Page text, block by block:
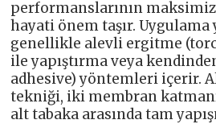
performanslarının
hayati önem taşır.
genellikle alevli ergitme
ile yapıştırma veya
adhesive) yöntemleri içerir.
tekniği, iki membran
alt tabaka arasında tam